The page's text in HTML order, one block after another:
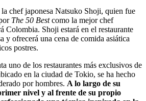
chef japonesa Natsuko Shoji, quien fue
The 50 Bestcomo la mejor chef
Colombia. Shoji estará en el restaurante
y ofrecerá una cena de comida asiática
postres.
uno de los restaurantes más exclusivos de
en la ciudad de Tokio, se ha hecho
por hombres. A lo largo de su
nivel y al frente de su propio